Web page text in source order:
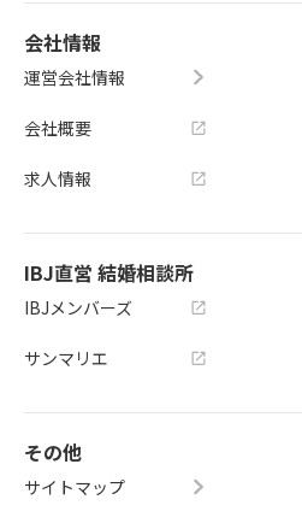
会社情報
運営会社情報
会社概要
求人情報
IBJ直営 結婚相談所
IBJメンバーズ
サンマリエ
その他
サイトマップ